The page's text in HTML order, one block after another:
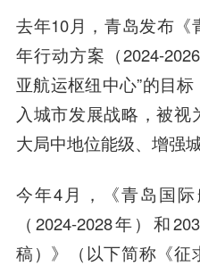
去年10月，青岛发布《
年行动方案（2024-
亚航运枢纽中心”的目
入城市发展战略，被
大局中地位能级、增强
今年4月，《青岛国
（2024-2028年）和
稿）》（以下简称《征